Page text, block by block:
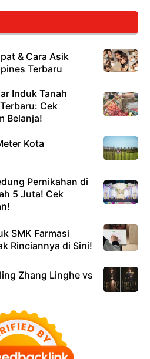
& Cara Asik
Terbaru
Induk Tanah
Cek
Belanja!
Kota
Pernikahan di
5 Juta! Cek
SMK Farmasi
Rinciannya di Sini!
Zhang Linghe vs